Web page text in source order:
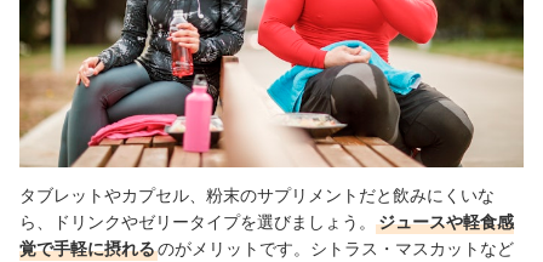
タブレットやカプセル、粉末のサプリメントだと飲みにくいな
ら、ドリンクやゼリータイプを選びましょう。
ジュースや軽食感
覚で手軽に摂れるのがメリットです。シトラス・マスカットなど